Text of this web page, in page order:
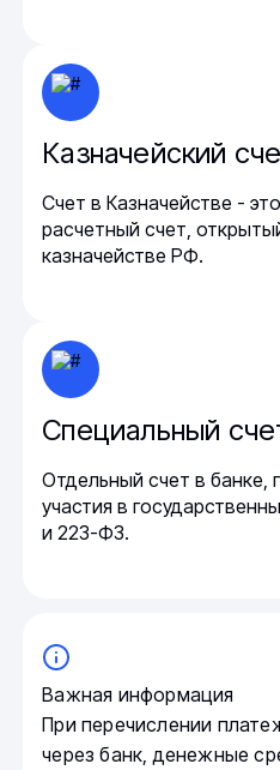
Казначейский
Счет в Казначействе -
расчетный счет,
казначействе РФ.
Специальный
Отдельный счет в банке,
участия в
и 223-ФЗ.
Важная информация
При перечислении
через банк, денежные